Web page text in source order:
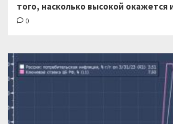
того, насколько высокой
0